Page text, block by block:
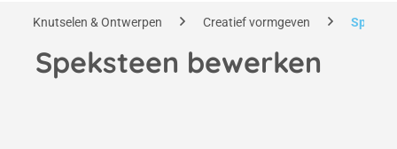
Knutselen & Ontwerpen Creatief vormgeven
Speksteen bewerken